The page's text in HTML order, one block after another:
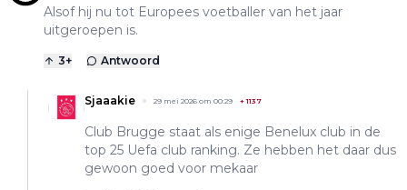
Alsof hij nu tot Europees voetballer van het jaar
uitgeroepen is.
3+ Antwoord
Sjaaakie 29 mei 2026 om 00:29 +1137
Club Brugge staat als enige Benelux club in de
top 25 Uefa club ranking. Ze hebben het daar dus
gewoon goed voor mekaar